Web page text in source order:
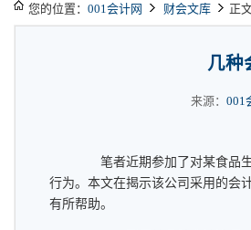
您的位置： 001会计网 财会文库 正
几种
来源： 001
笔者近期参加了对某食品生
行为。本文在揭示该公司采用的会
有所帮助。